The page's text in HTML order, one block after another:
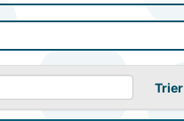
Trier